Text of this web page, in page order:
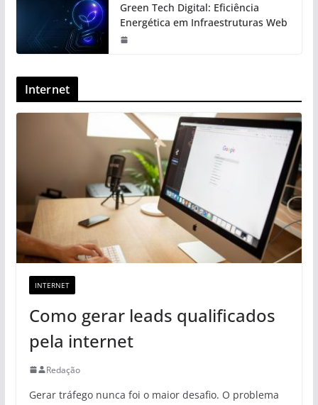
Green Tech Digital: Eficiência
Energética em Infraestruturas Web
Internet
INTERNET
Como gerar leads qualificados
pela internet
Redação
Gerar tráfego nunca foi o maior desafio. O problema